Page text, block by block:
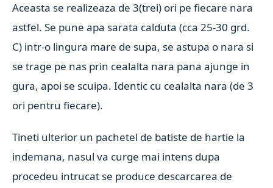
Aceasta se realizeaza de 3(trei) ori pe fiecare nara
astfel. Se pune apa sarata calduta (cca 25-30 grd.
C) intr-o lingura mare de supa, se astupa o nara si
se trage pe nas prin cealalta nara pana ajunge in
gura, apoi se scuipa. Identic cu cealalta nara (de 3
ori pentru fiecare).
Tineti ulterior un pachetel de batiste de hartie la
indemana, nasul va curge mai intens dupa
procedeu intrucat se produce descarcarea de